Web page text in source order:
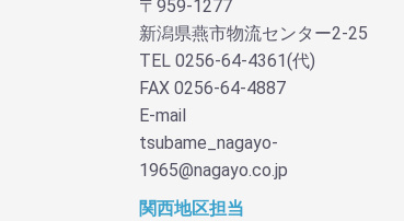
〒959-1277
新潟県燕市物流センター2-25
TEL 0256-64-4361(代)
FAX 0256-64-4887
E-mail
tsubame_nagayo-
1965@nagayo.co.jp
関西地区担当